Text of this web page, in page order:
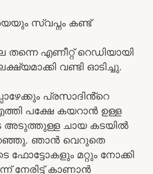
സ്വപ്നം കണ്ട്
തന്നെ എണീറ്റ് റെഡിയായി
വണ്ടി ഓടിച്ചു.
പ്രസാദിൻ്റെ
പക്ഷേ കയറാൻ ഉള്ള
അടുത്തുള്ള ചായ കടയിൽ
ഞാൻ വെറുതെ
മറ്റും നോക്കി
നേരിട്ട് കാണാൻ